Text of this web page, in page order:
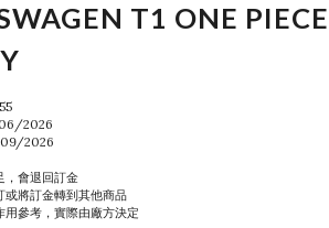
T1 ONE PIECE
2026
09/2026
，會退回訂金
或將訂金轉到其他商品
參考，實際由廠方決定